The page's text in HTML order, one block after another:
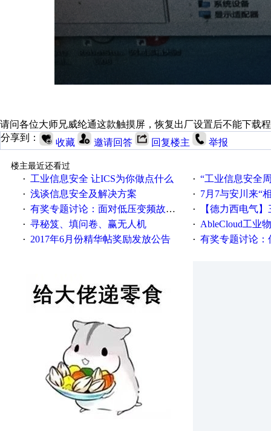
请问各位大师兄威纶通这款触摸屏，恢复出厂设置后不能下载
分享到：
收藏 邀请回答 回复楼主 举报
楼主最近还看过
·
工业信息安全 让ICS为你做点什么 · “工业信息安全周之我见”
· 浅谈信息安全及解决方案 · 7月7与安川来“
· 有奖专题讨论：面对低压变频故障，老手是这样解决的！ · 【德力西电气】三
· 寻秘笈、填问卷、赢无人机 · AbleCloud工业物联
· 2017年6月份精华帖奖励发放公告 · 有奖专题讨论：伺服选择